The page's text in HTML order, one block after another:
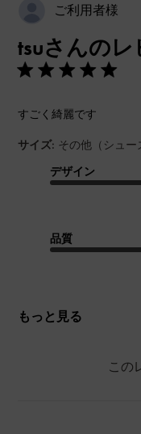
ご利用者様
tsuさんのレ
すごく綺麗です
サイズ: その他（シュー
デザイン
品質
もっと見る
この